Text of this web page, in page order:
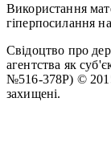
Використання
гіперпосилання на
Свідоцтво про
агентства як
№516-378Р) ©
захищені.